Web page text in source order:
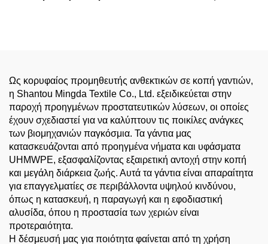
Ως κορυφαίος προμηθευτής ανθεκτικών σε κοπή γαντιών,
η Shantou Mingda Textile Co., Ltd. εξειδικεύεται στην
παροχή προηγμένων προστατευτικών λύσεων, οι οποίες
έχουν σχεδιαστεί για να καλύπτουν τις ποικίλες ανάγκες
των βιομηχανιών παγκόσμια. Τα γάντια μας
κατασκευάζονται από προηγμένα νήματα και υφάσματα
UHMWPE, εξασφαλίζοντας εξαιρετική αντοχή στην κοπή
και μεγάλη διάρκεια ζωής. Αυτά τα γάντια είναι απαραίτητα
για επαγγελματίες σε περιβάλλοντα υψηλού κινδύνου,
όπως η κατασκευή, η παραγωγή και η εφοδιαστική
αλυσίδα, όπου η προστασία των χεριών είναι
προτεραιότητα.
Η δέσμευσή μας για ποιότητα φαίνεται από τη χρήση